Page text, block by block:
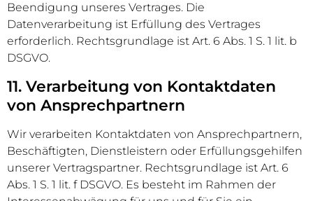
Beendigung unseres Vertrages. Die
Datenverarbeitung ist Erfüllung des Vertrages
erforderlich. Rechtsgrundlage ist Art. 6 Abs. 1 S. 1 lit. b
DSGVO.
11. Verarbeitung von Kontaktdaten
von Ansprechpartnern
Wir verarbeiten Kontaktdaten von Ansprechpartnern,
Beschäftigten, Dienstleistern oder Erfüllungsgehilfen
unserer Vertragspartner. Rechtsgrundlage ist Art. 6
Abs. 1 S. 1 lit. f DSGVO. Es besteht im Rahmen der